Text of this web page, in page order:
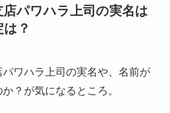
パワハラ上司の実名は
？
ワハラ上司の実名や、名前が
？が気になるところ。